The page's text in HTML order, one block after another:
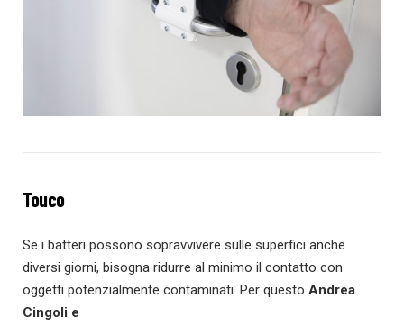
Touco
Se i batteri possono sopravvivere sulle superfici anche
diversi giorni, bisogna ridurre al minimo il contatto con
oggetti potenzialmente contaminati. Per questo Andrea
Cingoli e